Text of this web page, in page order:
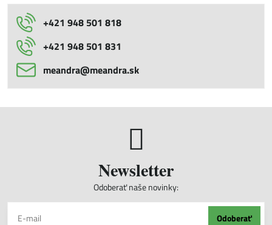
+421 948 501 818
+421 948 501 831
meandra​@meandra​.sk
Newsletter
Odoberať naše novinky:
Odoberať